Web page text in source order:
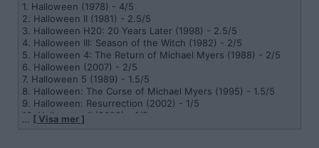
1. Halloween (1978) - 4/5
2. Halloween II (1981) - 2.5/5
3. Halloween H20: 20 Years Later (1998) - 2.5/5
4. Halloween III: Season of the Witch (1982) - 2/5
5. Halloween 4: The Return of Michael Myers (1988) - 2/5
6. Halloween (2007) - 2/5
7. Halloween 5 (1989) - 1.5/5
8. Halloween: The Curse of Michael Myers (1995) - 1.5/5
9. Halloween: Resurrection (2002) - 1/5
10. Halloween II (2009) - 1/5
… [ Visa mer ]